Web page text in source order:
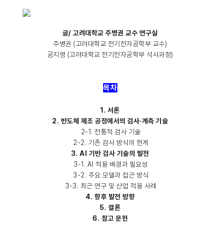
글/ 고려대학교 주병권 교수 연구실
주병권 (고려대학교 전기전자공학부 교수)
공지영 (고려대학교 전기전자공학부 석사과정)
목차
1. 서론
2. 반도체 제조 공정에서의 검사·계측 기술
2-1. 전통적 검사 기술
2-2. 기존 검사 방식의 한계
3. AI 기반 검사 기술의 발전
3-1. AI 적용 배경과 필요성
3-2. 주요 모델과 접근 방식
3-3. 최근 연구 및 산업 적용 사례
4. 향후 발전 방향
5. 결론
6. 참고 문헌